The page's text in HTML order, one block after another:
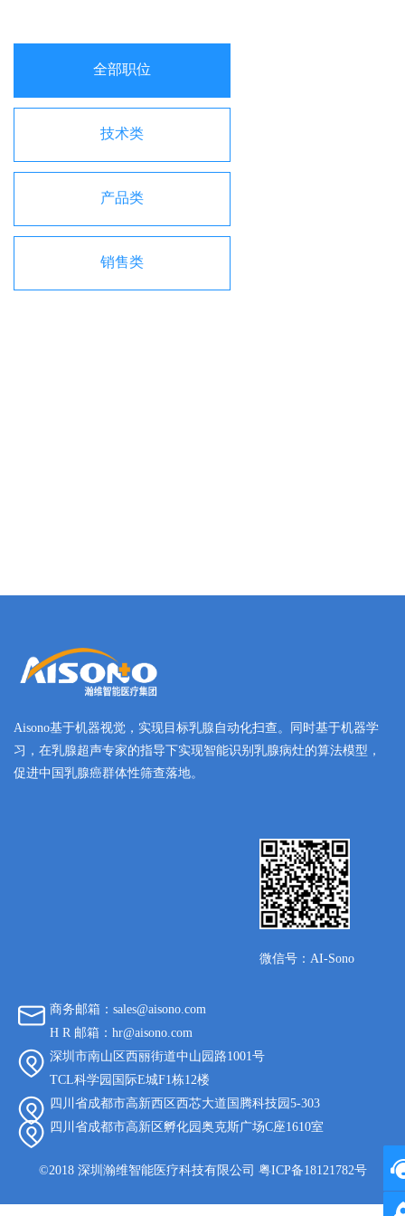
全部职位
技术类
产品类
销售类
Aisono基于机器视觉，实现目标乳腺自动化扫查。同时基于机器学
习，在乳腺超声专家的指导下实现智能识别乳腺病灶的算法模型，
促进中国乳腺癌群体性筛查落地。
微信号：AI-Sono
商务邮箱：sales@aisono.com
H R 邮箱：hr@aisono.com
深圳市南山区西丽街道中山园路1001号
TCL科学园国际E城F1栋12楼
四川省成都市高新西区西芯大道国腾科技园5-303
四川省成都市高新区孵化园奥克斯广场C座1610室
©2018 深圳瀚维智能医疗科技有限公司 粤ICP备18121782号